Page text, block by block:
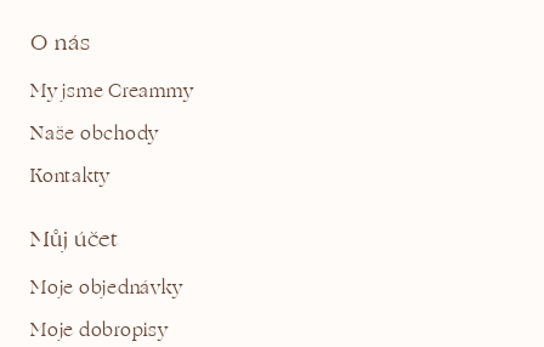
O nás
My jsme Creammy
Naše obchody
Kontakty
Můj účet
Moje objednávky
Moje dobropisy